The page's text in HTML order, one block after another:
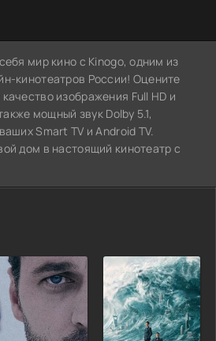
мир кино с Kinogo, одним из
кинотеатров России! Оцените
изображения Full HD и
мощный звук Dolby 5.1,
Smart TV и Android TV.
дом в настоящий кинотеатр с